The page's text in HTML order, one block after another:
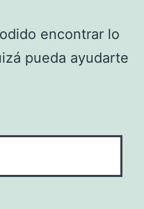
encontrar lo
pueda ayudarte